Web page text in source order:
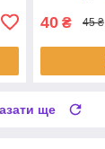
40 ₴ 45 ₴
ще